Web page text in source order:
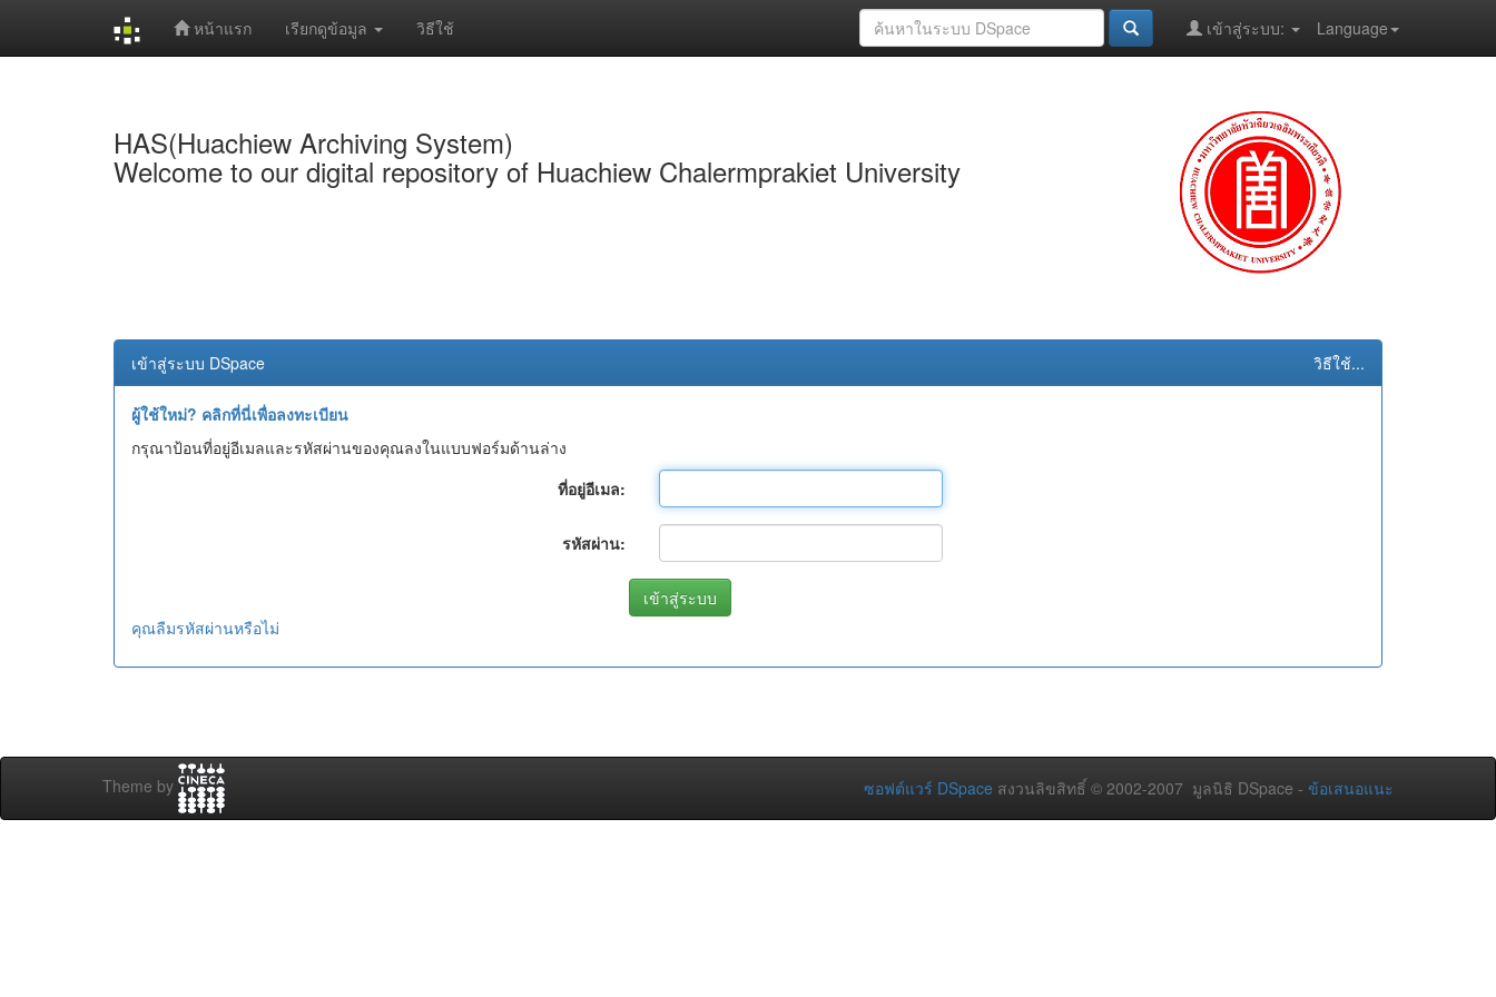
หน้าแรก เรียกดูข้อมูล วิธีใช้ Language
เข้าสู่ระบบ:
HAS(Huachiew Archiving System)
Welcome to our digital repository of Huachiew Chalermprakiet University
เข้าสู่ระบบ DSpace วิธีใช้...
ผู้ใช้ใหม่? คลิกที่นี่เพื่อลงทะเบียน
กรุณาป้อนที่อยู่อีเมลและรหัสผ่านของคุณลงในแบบฟอร์มด้านล่าง
ที่อยู่อีเมล:
รหัสผ่าน:
คุณลืมรหัสผ่านหรือไม่
Theme by ซอฟต์แวร์ DSpace สงวนลิขสิทธิ์ © 2002-2007 มูลนิธิ DSpace - ข้อเสนอแนะ